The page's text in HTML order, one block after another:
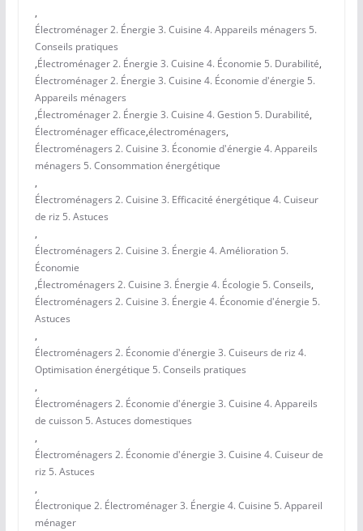
,
Électroménager 2. Énergie 3. Cuisine 4. Appareils ménagers 5.
Conseils pratiques
,Électroménager 2. Énergie 3. Cuisine 4. Économie 5. Durabilité,
Électroménager 2. Énergie 3. Cuisine 4. Économie d'énergie 5.
Appareils ménagers
,Électroménager 2. Énergie 3. Cuisine 4. Gestion 5. Durabilité,
Électroménager efficace,électroménagers,
Électroménagers 2. Cuisine 3. Économie d'énergie 4. Appareils
ménagers 5. Consommation énergétique
,
Électroménagers 2. Cuisine 3. Efficacité énergétique 4. Cuiseur
de riz 5. Astuces
,
Électroménagers 2. Cuisine 3. Énergie 4. Amélioration 5.
Économie
,Électroménagers 2. Cuisine 3. Énergie 4. Écologie 5. Conseils,
Électroménagers 2. Cuisine 3. Énergie 4. Économie d'énergie 5.
Astuces
,
Électroménagers 2. Économie d'énergie 3. Cuiseurs de riz 4.
Optimisation énergétique 5. Conseils pratiques
,
Électroménagers 2. Économie d'énergie 3. Cuisine 4. Appareils
de cuisson 5. Astuces domestiques
,
Électroménagers 2. Économie d'énergie 3. Cuisine 4. Cuiseur de
riz 5. Astuces
,
Électronique 2. Électroménager 3. Énergie 4. Cuisine 5. Appareil
ménager